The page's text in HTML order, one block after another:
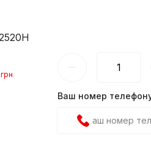
грн
Ваш номер